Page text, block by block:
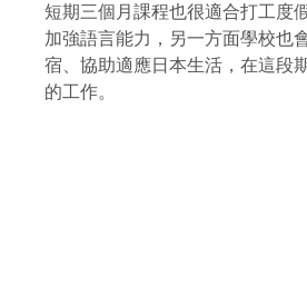
短期三個月課程也很適合打工度
加強語言能力，另一方面學校也
宿、協助適應日本生活，在這段
的工作。